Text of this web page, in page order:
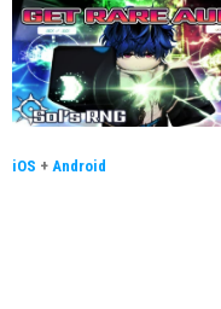
iOS + Android